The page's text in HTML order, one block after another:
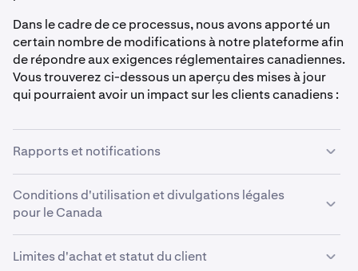
Dans le cadre de ce processus, nous avons apporté un
certain nombre de modifications à notre plateforme afin
de répondre aux exigences réglementaires canadiennes.
Vous trouverez ci-dessous un aperçu des mises à jour
qui pourraient avoir un impact sur les clients canadiens :
Rapports et notifications
Les clients canadiens recevront des relevés de compte
mensuels. Chaque mois, les clients recevront un relevé
couvrant l'activité du mois précédent.
Kraken enverra également des e-mails aux clients qui
Conditions d'utilisation et divulgations légales
pour le Canada
Nous avons des Conditions d'utilisation distinctes pour
Limites d'achat et statut du client